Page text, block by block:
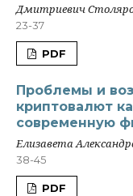
Дмитриевич
23-37
PDF
Проблемы и
криптовалют
современную
Елизавета
38-45
PDF